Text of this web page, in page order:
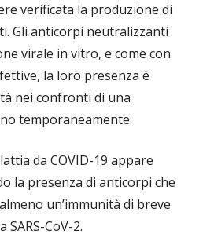
verificata la produzione di
Gli anticorpi neutralizzanti
virale in vitro, e come con
la loro presenza è
nei confronti di una
temporaneamente.
da COVID-19 appare
la presenza di anticorpi che
un’immunità di breve
SARS-CoV-2.